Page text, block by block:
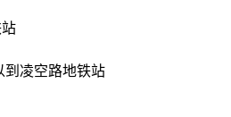
到凌空路地铁站